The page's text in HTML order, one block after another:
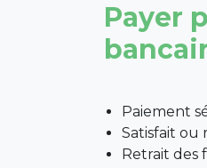
Payer
Paiement
Satisfait ou
Retrait des